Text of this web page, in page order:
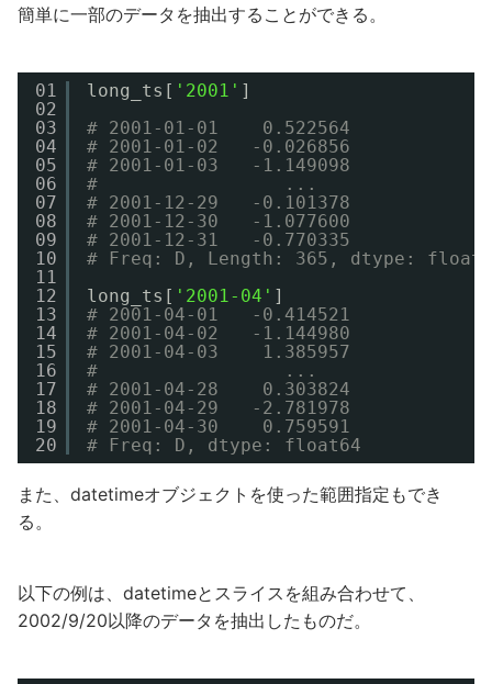
簡単に一部のデータを抽出することができる。
01
02
03
04
05
06
07
08
09
10
11
12
13
14
15
16
17
18
19
20
long_ts[ '2001' ]
# 2001-01-01    0.522564
# 2001-01-02   -0.026856
# 2001-01-03   -1.149098
#                 ...
# 2001-12-29   -0.101378
# 2001-12-30   -1.077600
# 2001-12-31   -0.770335
# Freq: D, Length: 365, dtype:
long_ts[ '2001-04' ]
# 2001-04-01   -0.414521
# 2001-04-02   -1.144980
# 2001-04-03    1.385957
#                 ...
# 2001-04-28    0.303824
# 2001-04-29   -2.781978
# 2001-04-30    0.759591
# Freq: D, dtype: float64
また、datetimeオブジェクトを使った範囲指定もでき
る。
以下の例は、datetimeとスライスを組み合わせて、
2002/9/20以降のデータを抽出したものだ。